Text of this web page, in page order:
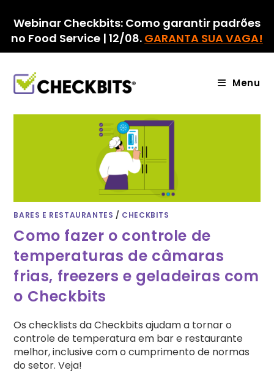
para
conteúdo
Webinar Checkbits: Como garantir padrões
no Food Service | 12/08. GARANTA SUA VAGA!
Menu
BARES E RESTAURANTES / CHECKBITS
Como fazer o controle de
temperaturas de câmaras
frias, freezers e geladeiras com
o Checkbits
Os checklists da Checkbits ajudam a tornar o
controle de temperatura em bar e restaurante
melhor, inclusive com o cumprimento de normas
do setor. Veja!